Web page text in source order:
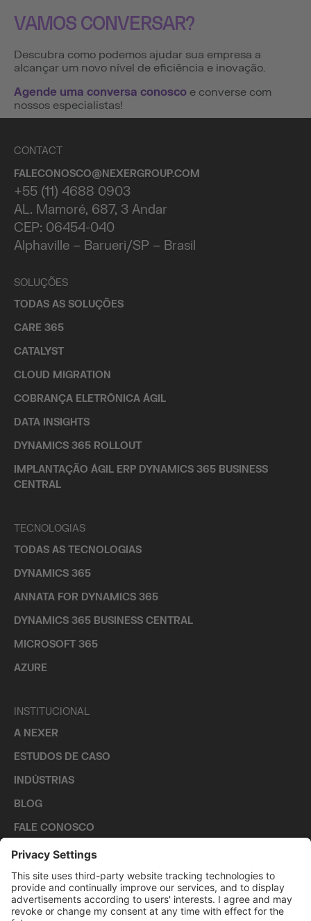
VAMOS CONVERSAR?
Descubra como podemos ajudar sua empresa a
alcançar um novo nível de eficiência e inovação.
Agende uma conversa conosco e converse com
nossos especialistas!
CONTACT
FALECONOSCO@NEXERGROUP.COM
+55 (11) 4688 0903
AL. Mamoré, 687, 3 Andar
CEP: 06454-040
Alphaville – Barueri/SP – Brasil
SOLUÇÕES
TODAS AS SOLUÇÕES
CARE 365
CATALYST
CLOUD MIGRATION
COBRANÇA ELETRÔNICA ÁGIL
DATA INSIGHTS
DYNAMICS 365 ROLLOUT
IMPLANTAÇÃO ÁGIL ERP DYNAMICS 365 BUSINESS
CENTRAL
TECNOLOGIAS
TODAS AS TECNOLOGIAS
DYNAMICS 365
ANNATA FOR DYNAMICS 365
DYNAMICS 365 BUSINESS CENTRAL
MICROSOFT 365
AZURE
INSTITUCIONAL
A NEXER
ESTUDOS DE CASO
INDÚSTRIAS
BLOG
FALE CONOSCO
CARREIRAS